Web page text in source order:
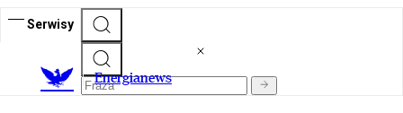
Serwisy
Energianews